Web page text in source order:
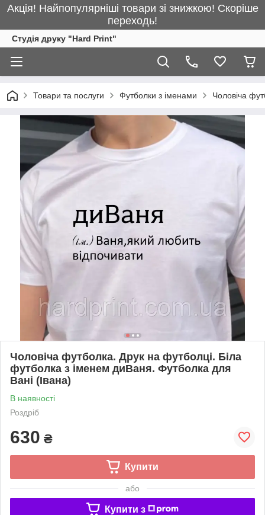
Акція! Найпопулярніші товари зі знижкою! Скоріше
переходь!
Студія друку "Hard Print"
Товари та послуги Футболки з іменами Чоловіча
Чоловіча футболка. Друк на футболці. Біла
футболка з іменем диВаня. Футболка для
Вані (Івана)
В наявності
Роздріб
630 ₴
Купити
або
Купити з